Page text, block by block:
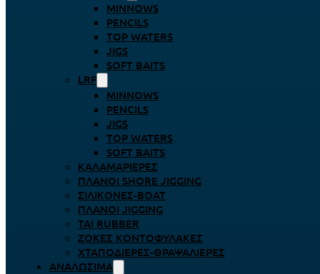
MINNOWS
PENCILS
TOP WATERS
JIGS
SOFT BAITS
LRF
MINNOWS
PENCILS
JIGS
TOP WATERS
SOFT BAITS
ΚΑΛΑΜΑΡΙΈΡΕΣ
ΠΛΆΝΟΙ SHORE JIGGING
ΣΙΛΙΚΌΝΕΣ-BOAT
ΠΛΆΝΟΙ JIGGING
TAI RUBBER
ΖΌΚΕΣ ΚΟΝΤΟΦΎΛΑΚΕΣ
ΧΤΑΠΟΔΙΈΡΕΣ-ΘΡΑΨΑΛΙΈΡΕΣ
ΑΝΑΛΏΣΙΜΑ